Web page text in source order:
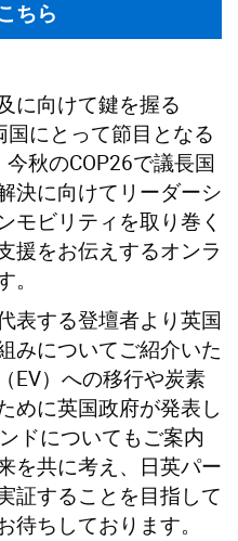
ちら
に向けて鍵を握る
にとって節目となる
秋のCOP26で議長国
決に向けてリーダーシ
モビリティを取り巻く
援をお伝えするオンラ
表する登壇者より英国
みについてご紹介いた
EV）への移行や炭素
めに英国政府が発表し
ドについてもご案内
を共に考え、日英パー
証することを目指して
ちしております。